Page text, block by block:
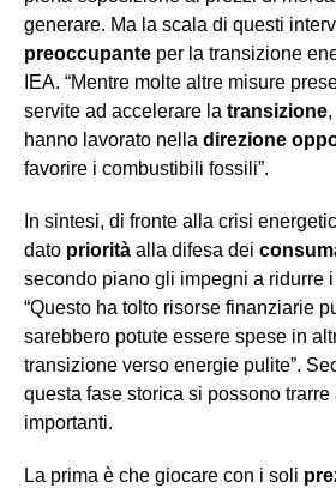
generare. Ma la scala di questi
preoccupante per la transizione
IEA. “Mentre molte altre misure
servite ad accelerare la transizione
hanno lavorato nella direzione
favorire i combustibili fossili”.
In sintesi, di fronte alla crisi
dato priorità alla difesa dei
secondo piano gli impegni a ridurre
“Questo ha tolto risorse finanziarie
sarebbero potute essere spese in
transizione verso energie pulite”.
questa fase storica si possono trarre
importanti.
La prima è che giocare con i soli